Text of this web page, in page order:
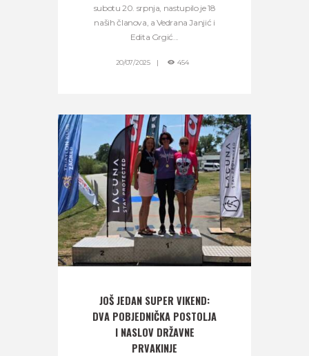
subotu 20. srpnja, nastupilo je 18
naših članova, a Vedrana Janjić i
Edita Grgić...
20/07/2025 454
JOŠ JEDAN SUPER VIKEND:
DVA POBJEDNIČKA POSTOLJA
I NASLOV DRŽAVNE
PRVAKINJE